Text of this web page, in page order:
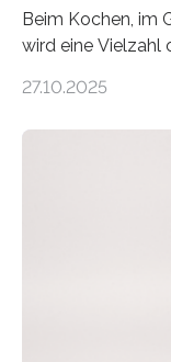
Beim Kochen, im
wird eine Vielzahl
Potenzial nur
Veränderung der
Deutschen
Stadtreinigung
2025 offiziell
ist ab sofort im
27.10.2025